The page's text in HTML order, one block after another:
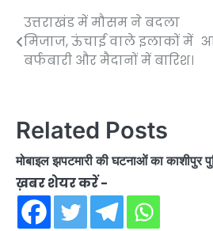
Post
navigation
उत्तराखंड में मौसम ने बदला
मिजाज, ऊंचाई वाले इलाकों में
बर्फबारी और मैदानों में बारिश।
Related Posts
मोबाइल झपटमारी की घटनाओं का काशीपुर
ख़बर शेयर करें -